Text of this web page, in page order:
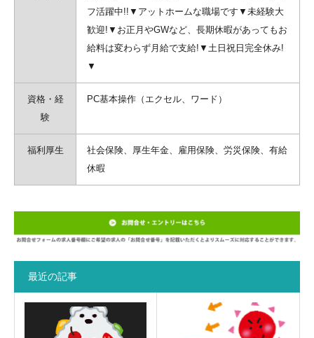
フ活躍中!!▼アットホームな職場です▼未経験大
歓迎!▼お正月やGWなど、長期休暇があってもお
給料は変わらず月給で支給!▼土日祝日完全休み!
▼
資格・経
験
PC基本操作（エクセル、ワード）
福利厚生
社会保険、厚生年金、雇用保険、労災保険、有給
休暇
最近の記事